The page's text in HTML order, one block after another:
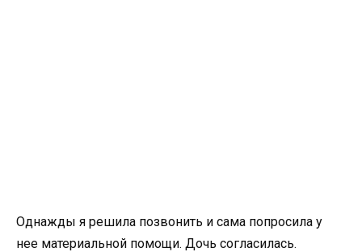
Однажды я решила позвонить и сама попросила у
нее материальной помощи. Дочь согласилась.